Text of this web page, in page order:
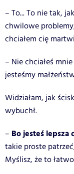
– To... To nie tak,
chwilowe
chciałem cię
– Nie chciałeś
jesteśmy
Widziałam, jak
wybuchł.
– Bo jesteś lepsza
takie proste
Myślisz, że to